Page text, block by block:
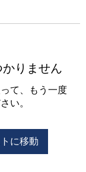
りません
て、もう一度
い。
に移動